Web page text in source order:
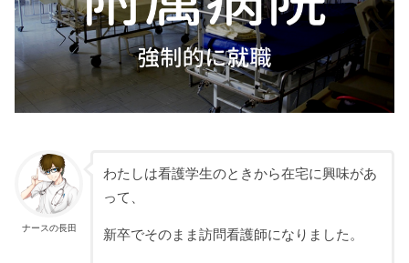
ナースの長田
わたしは看護学生のときから在宅に興味があ
って、
新卒でそのまま訪問看護師になりました。